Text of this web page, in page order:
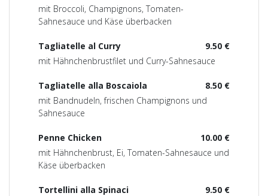
mit Broccoli, Champignons, Tomaten-
Sahnesauce und Käse überbacken
9.50 €
Tagliatelle al Curry
mit Hähnchenbrustfilet und Curry-Sahnesauce
8.50 €
Tagliatelle alla Boscaiola
mit Bandnudeln, frischen Champignons und
Sahnesauce
10.00 €
Penne Chicken
mit Hähnchenbrust, Ei, Tomaten-Sahnesauce und
Käse überbacken
9.50 €
Tortellini alla Spinaci